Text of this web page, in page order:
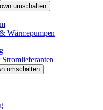
umschalten
Wärmepumpen
umschalten